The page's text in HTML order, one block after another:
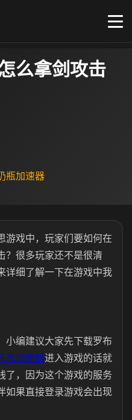
么拿剑攻击
瓶加速器
游戏中，玩家们要如何在
？很多玩家还不是很清
详细了解一下在游戏中我
小编建议大家先下载罗布
思加速器进入游戏的话就
了，因为这个游戏的服务
如果直接登录游戏会出现